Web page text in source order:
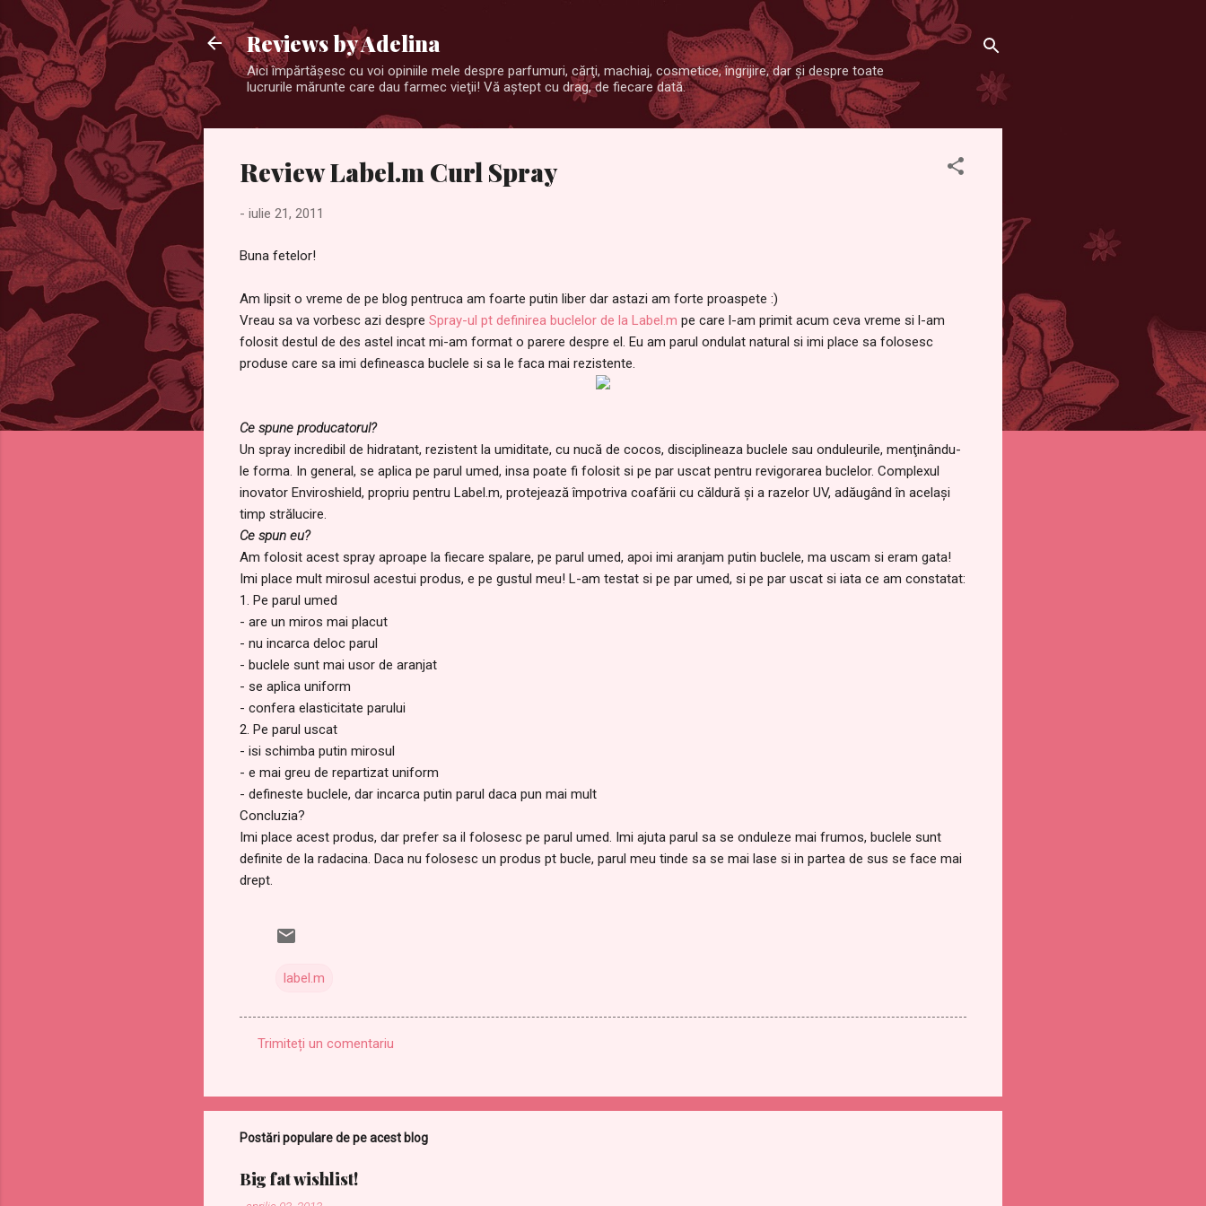
Reviews by Adelina
Aici împărtăşesc cu voi opiniile mele despre parfumuri, cărţi, machiaj, cosmetice, îngrijire, dar şi despre toate
lucrurile mărunte care dau farmec vieţii! Vă aştept cu drag, de fiecare dată.
Review Label.m Curl Spray
- iulie 21, 2011
Buna fetelor!
Am lipsit o vreme de pe blog pentruca am foarte putin liber dar astazi am forte proaspete :)
Vreau sa va vorbesc azi despre Spray-ul pt definirea buclelor de la Label.m pe care l-am primit acum ceva vreme si l-am
folosit destul de des astel incat mi-am format o parere despre el. Eu am parul ondulat natural si imi place sa folosesc
produse care sa imi defineasca buclele si sa le faca mai rezistente.
Ce spune producatorul?
Un spray incredibil de hidratant, rezistent la umiditate, cu nucă de cocos, disciplineaza buclele sau onduleurile, menţinându-
le forma. In general, se aplica pe parul umed, insa poate fi folosit si pe par uscat pentru revigorarea buclelor. Complexul
inovator Enviroshield, propriu pentru Label.m, protejează împotriva coafării cu căldură şi a razelor UV, adăugând în acelaşi
timp strălucire.
Ce spun eu?
Am folosit acest spray aproape la fiecare spalare, pe parul umed, apoi imi aranjam putin buclele, ma uscam si eram gata!
Imi place mult mirosul acestui produs, e pe gustul meu! L-am testat si pe par umed, si pe par uscat si iata ce am constatat:
1. Pe parul umed
- are un miros mai placut
- nu incarca deloc parul
- buclele sunt mai usor de aranjat
- se aplica uniform
- confera elasticitate parului
2. Pe parul uscat
- isi schimba putin mirosul
- e mai greu de repartizat uniform
- defineste buclele, dar incarca putin parul daca pun mai mult
Concluzia?
Imi place acest produs, dar prefer sa il folosesc pe parul umed. Imi ajuta parul sa se onduleze mai frumos, buclele sunt
definite de la radacina. Daca nu folosesc un produs pt bucle, parul meu tinde sa se mai lase si in partea de sus se face mai
drept.
label.m
m
e
t
Trimiteți un comentariu
Postări populare de pe acest blog
Big fat wishlist!